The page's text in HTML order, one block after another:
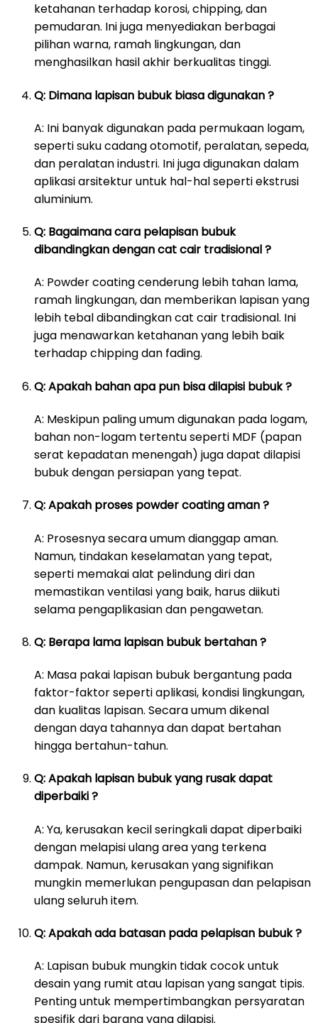
ketahanan terhadap korosi, chipping, dan
pemudaran. Ini juga menyediakan berbagai
pilihan warna, ramah lingkungan, dan
menghasilkan hasil akhir berkualitas tinggi.
Q: Dimana lapisan bubuk biasa digunakan ?
A: Ini banyak digunakan pada permukaan logam,
seperti suku cadang otomotif, peralatan, sepeda,
dan peralatan industri. Ini juga digunakan dalam
aplikasi arsitektur untuk hal-hal seperti ekstrusi
aluminium.
Q: Bagaimana cara pelapisan bubuk
dibandingkan dengan cat cair tradisional ?
A: Powder coating cenderung lebih tahan lama,
ramah lingkungan, dan memberikan lapisan yang
lebih tebal dibandingkan cat cair tradisional. Ini
juga menawarkan ketahanan yang lebih baik
terhadap chipping dan fading.
Q: Apakah bahan apa pun bisa dilapisi bubuk ?
A: Meskipun paling umum digunakan pada logam,
bahan non-logam tertentu seperti MDF (papan
serat kepadatan menengah) juga dapat dilapisi
bubuk dengan persiapan yang tepat.
Q: Apakah proses powder coating aman ?
A: Prosesnya secara umum dianggap aman.
Namun, tindakan keselamatan yang tepat,
seperti memakai alat pelindung diri dan
memastikan ventilasi yang baik, harus diikuti
selama pengaplikasian dan pengawetan.
Q: Berapa lama lapisan bubuk bertahan ?
A: Masa pakai lapisan bubuk bergantung pada
faktor-faktor seperti aplikasi, kondisi lingkungan,
dan kualitas lapisan. Secara umum dikenal
dengan daya tahannya dan dapat bertahan
hingga bertahun-tahun.
Q: Apakah lapisan bubuk yang rusak dapat
diperbaiki ?
A: Ya, kerusakan kecil seringkali dapat diperbaiki
dengan melapisi ulang area yang terkena
dampak. Namun, kerusakan yang signifikan
mungkin memerlukan pengupasan dan pelapisan
ulang seluruh item.
Q: Apakah ada batasan pada pelapisan bubuk ?
A: Lapisan bubuk mungkin tidak cocok untuk
desain yang rumit atau lapisan yang sangat tipis.
Penting untuk mempertimbangkan persyaratan
spesifik dari barang yang dilapisi.